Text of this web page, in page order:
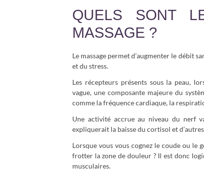
QUELS SONT
MASSAGE ?
Le massage permet d’augmenter le débit
et du stress.
Les récepteurs présents sous la peau,
vague, une composante majeure du
comme la fréquence cardiaque, la
Une activité accrue au niveau du nerf
expliquerait la baisse du cortisol et
Lorsque vous vous cognez le coude ou le
frotter la zone de douleur ? Il est donc
musculaires.